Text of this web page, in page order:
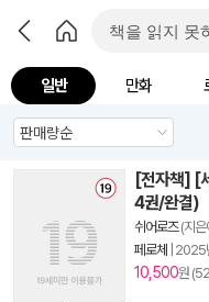
일반 만화
[전자책] [
4권/완결)
쉬어로즈(지은
페로체
2025
10,500원